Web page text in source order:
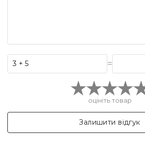
=
оцініть товар
Залишити відгук